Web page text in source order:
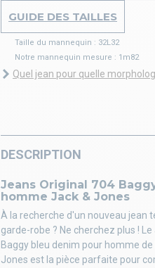
GUIDE DES TAILLES
Taille du mannequin : 32L32
Notre mannequin mesure : 1m82
Quel jean pour quelle
DESCRIPTION
Jeans Original 704
homme Jack & Jones
À la recherche d'un nouveau jean
garde-robe ? Ne cherchez plus !
Baggy bleu denim pour homme
Jones est la pièce parfaite pour